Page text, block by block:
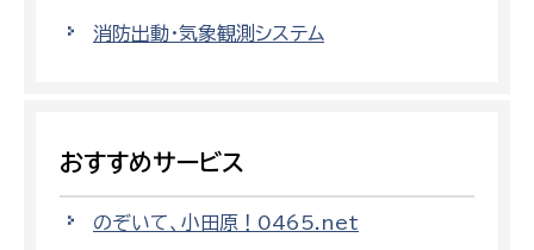
消防出動・気象観測システム
おすすめサービス
のぞいて、小田原！0465.net